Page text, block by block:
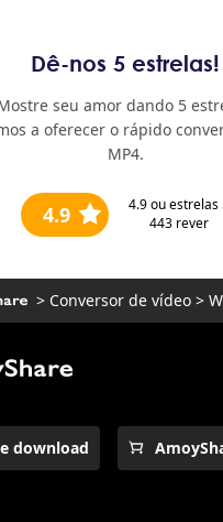
Dê-nos 5 estrelas!
seu amor dando 5
a oferecer o rápido
MP4.
4.9 4.9ou estrelas
443 rever
> Conversor de vídeo >
download